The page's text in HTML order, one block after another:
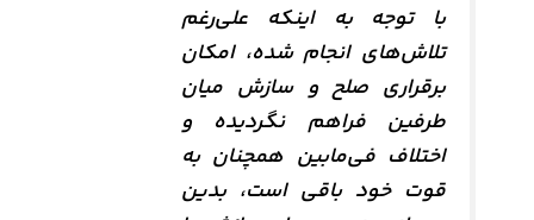
با توجه به اینکه علی‌رغم
تلاش‌های انجام شده، امکان
برقراری صلح و سازش میان
طرفین فراهم نگردیده و
اختلاف فی‌مابین همچنان به
قوت خود باقی است، بدین